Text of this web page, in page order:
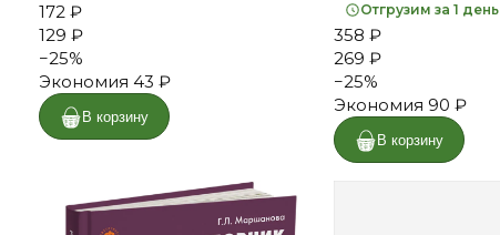
172 ₽
129 ₽
−25%
Экономия 43 ₽
В корзину
Отгрузим за 1 день
358 ₽
269 ₽
−25%
Экономия 90 ₽
В корзину